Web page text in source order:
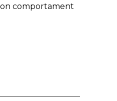
comportament